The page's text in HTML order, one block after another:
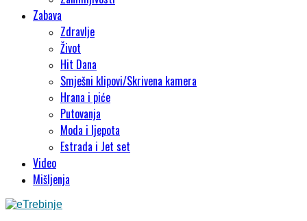
Zabava
Zdravlje
Život
Hit Dana
Smješni klipovi/Skrivena kamera
Hrana i piće
Putovanja
Moda i ljepota
Estrada i Jet set
Video
Mišljenja